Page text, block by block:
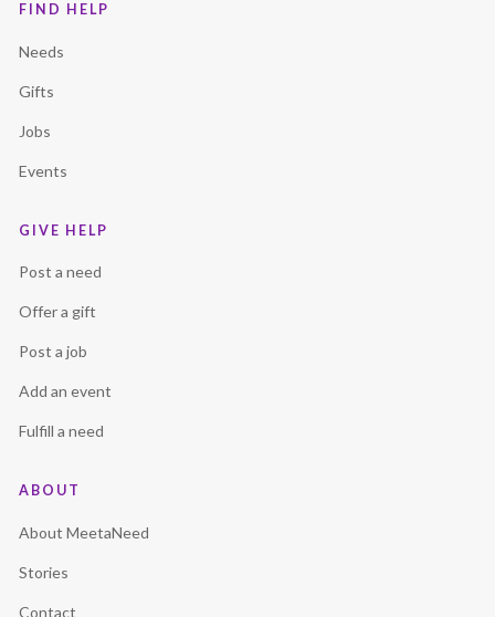
FIND HELP
Needs
Gifts
Jobs
Events
GIVE HELP
Post a need
Offer a gift
Post a job
Add an event
Fulfill a need
ABOUT
About MeetaNeed
Stories
Contact